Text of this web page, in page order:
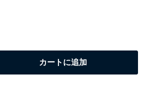
カートに追加